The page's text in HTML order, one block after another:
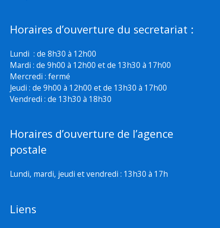
Horaires d’ouverture du secretariat :
Lundi : de 8h30 à 12h00
Mardi : de 9h00 à 12h00 et de 13h30 à 17h00
Mercredi : fermé
Jeudi : de 9h00 à 12h00 et de 13h30 à 17h00
Vendredi : de 13h30 à 18h30
Horaires d’ouverture de l’agence
postale
Lundi, mardi, jeudi et vendredi : 13h30 à 17h
Liens